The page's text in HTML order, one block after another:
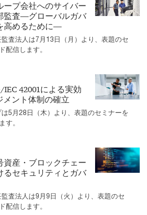
ープ会社へのサイバー
監査―グローバルガバ
高めるために―
査法人は7月13日（月）より、表題のセ
配信します。
IEC 42001による実効
メント体制の確立
5月28日（木）より、表題のセミナーを
す。
資産・ブロックチェー
るセキュリティとガバ
査法人は9月9日（火）より、表題のセ
配信します。